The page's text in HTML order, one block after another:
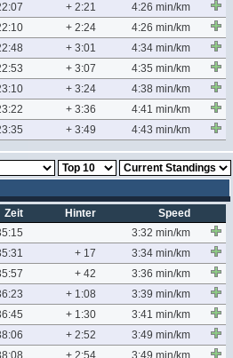
+ 2:21
4:26 min/km
+ 2:24
4:26 min/km
+ 3:01
4:34 min/km
+ 3:07
4:35 min/km
+ 3:24
4:38 min/km
+ 3:36
4:41 min/km
+ 3:49 4:43 min/km
Zeit Hinter
Speed
3:32 min/km
+ 17
3:34 min/km
+ 42
3:36 min/km
+ 1:08
3:39 min/km
+ 1:30
3:41 min/km
+ 2:52
3:49 min/km
+ 2:54 3:49 min/km